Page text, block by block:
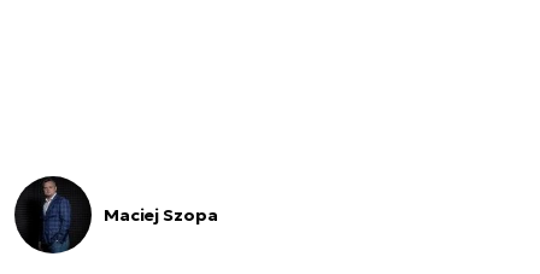
Maciej Szopa